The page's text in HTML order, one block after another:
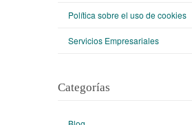
Política sobre el uso de cookies
Servicios Empresariales
Categorías